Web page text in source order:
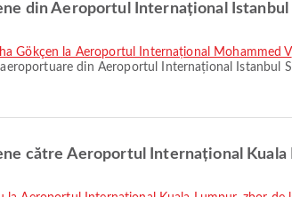
din Aeroportul Internațional Istanbul
Gökçen la Aeroportul Internațional Mohammed V
din Aeroportul Internațional Istanbul
către Aeroportul Internațional Kuala